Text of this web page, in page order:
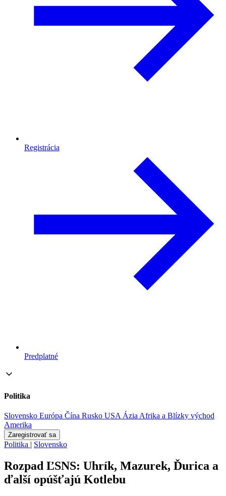
Registrácia
Predplatné
Politika
Slovensko Európa Čína Rusko USA ÁziaAfrika a Blízky východ
Amerika
Zaregistrovať sa
Politika | Slovensko
Rozpad ĽSNS: Uhrík, Mazurek, Ďurica a
ďalší opúšťajú Kotlebu